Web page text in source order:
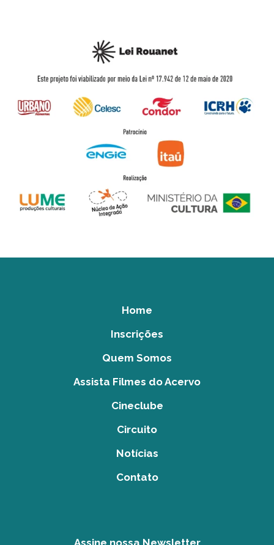
Home
Inscrições
Quem Somos
Assista Filmes do Acervo
Cineclube
Circuito
Notícias
Contato